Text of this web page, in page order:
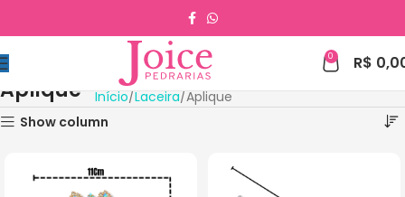
0 R$
Aplique Início Laceira Aplique
Show column